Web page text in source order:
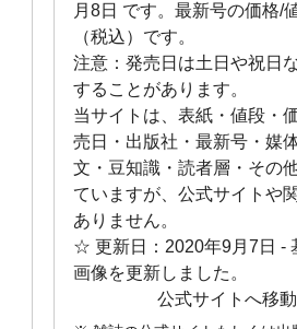
月8日 です。最新号の価格/
（税込）です。
注意：発売日は土日や祝日
することがあります。
当サイトは、表紙・値段・
売日・出版社・最新号・媒
文・豆知識・読者層・その
ていますが、公式サイトや
ありません。
☆ 更新日： 2020年9月7日 -
画像を更新しました。
公式サイトへ移